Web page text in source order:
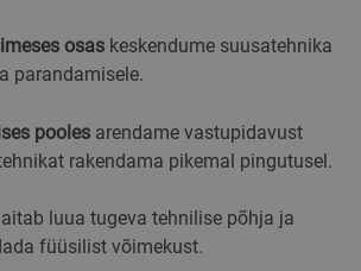
osaskeskendume suusatehnika
parandamisele.
poolesarendame vastupidavust
rakendama pikemal pingutusel.
luua tugeva tehnilise põhja ja
füüsilist võimekust.